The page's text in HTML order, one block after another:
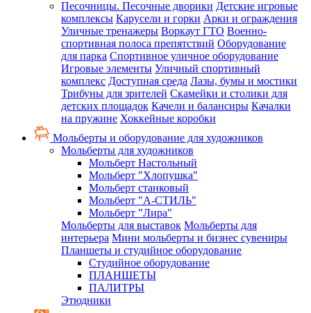
Песочницы. Песочные дворики Детские игровые
комплексы Карусели и горки Арки и ограждения
Уличные тренажеры Воркаут ГТО Военно-
спортивная полоса препятствий Оборудование
для парка Спортивное уличное оборудование
Игровые элементы Уличный спортивный
комплекс Доступная среда Лазы, бумы и мостики
Трибуны для зрителей Скамейки и столики для
детских площадок Качели и балансиры Качалки
на пружине Хоккейные коробки
Мольберты и оборудование для художников
Мольберты для художников
Мольберт Настольный
Мольберт "Хлопушка"
Мольберт станковый
Мольберт "А-СТИЛЬ"
Мольберт "Лира"
Мольберты для выставок Мольберты для
интерьера Мини мольберты и бизнес сувениры
Планшеты и студийное оборудование
Студийное оборудование
ПЛАНШЕТЫ
ПАЛИТРЫ
Этюдники